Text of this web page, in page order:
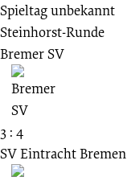
Spieltag unbekannt
Steinhorst-Runde
Bremer SV
3 : 4
SV Eintracht Bremen